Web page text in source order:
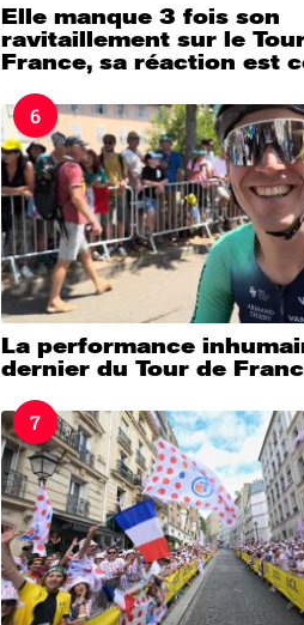
Elle manque 3 fois son
ravitaillement sur le
France, sa réaction est
6
La performance
dernier du Tour de
7